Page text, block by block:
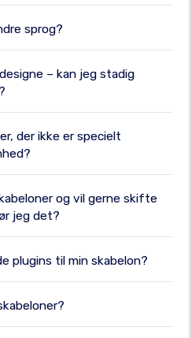
sprog?
– kan jeg stadig
der ikke er specielt
og vil gerne skifte
jeg det?
plugins til min skabelon?